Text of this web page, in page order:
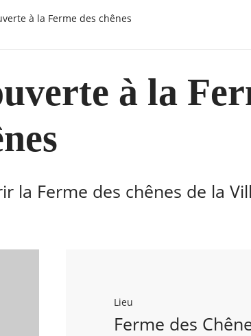
à la Ferme des chênes
à la
la Ferme des chênes de la
Lieu
Ferme des